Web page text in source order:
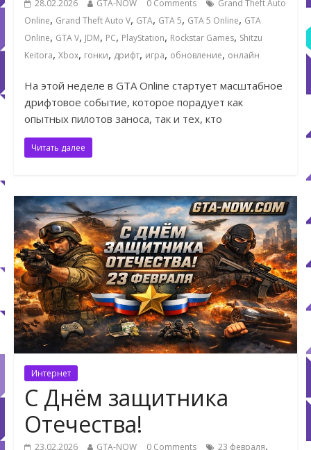
28.02.2026 GTA-NOW 0 Comments
Grand Theft Auto
Online, Grand Theft Auto V, GTA, GTA 5, GTA 5 Online, GTA
Online, GTA V, JDM, PC, PlayStation, Rockstar Games, Shitzu
Keitora, Xbox, гонки, дрифт, игра, обновление, онлайн
На этой неделе в GTA Online стартует масштабное
дрифтовое событие, которое порадует как
опытных пилотов заноса, так и тех, кто
Читать далее
Интернет
С Днём защитника
Отечества!
23.02.2026 GTA-NOW 0 Comments 23 февраля,